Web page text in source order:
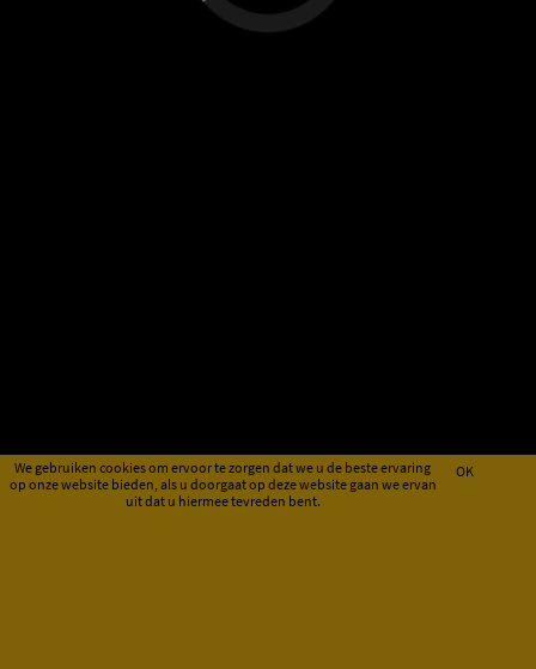
We gebruiken cookies om ervoor te zorgen dat we u de beste ervaring
op onze website bieden, als u doorgaat op deze website gaan we ervan
uit dat u hiermee tevreden bent.
OK